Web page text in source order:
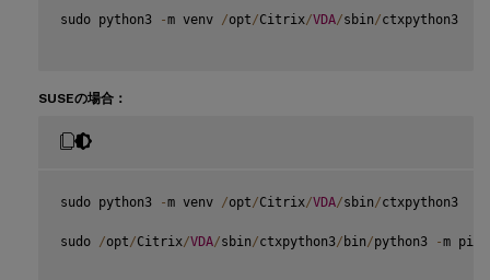
sudo python3 -m venv /opt/Citrix/VDA/sbin/ctxpython3
SUSEの場合：
sudo python3 -m venv /opt/Citrix/VDA/sbin/ctxpython3
sudo /opt/Citrix/VDA/sbin/ctxpython3/ bin/python3 -m